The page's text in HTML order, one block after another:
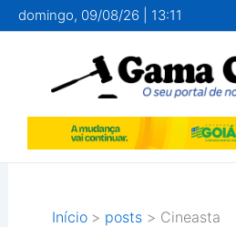
para
conteúdo
domingo, 09/08/26 | 13:11
Início posts Cineasta